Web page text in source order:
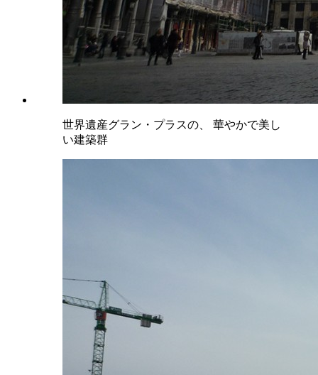
世界遺産グラン・プラスの、 華やかで美し
い建築群